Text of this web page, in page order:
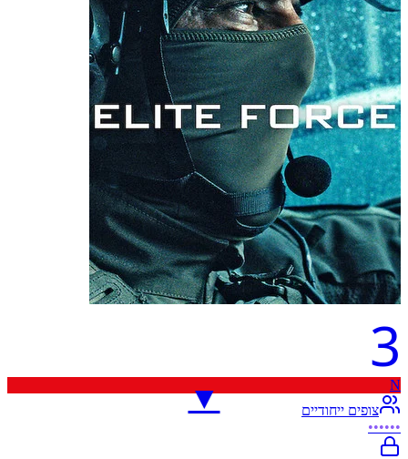
3
▼
N
צופים ייחודיים
••••••